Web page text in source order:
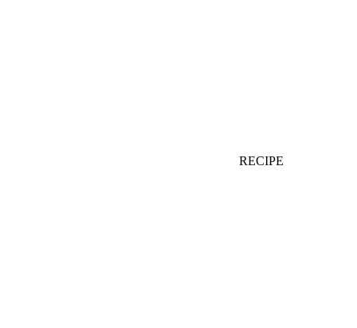
RECIPE